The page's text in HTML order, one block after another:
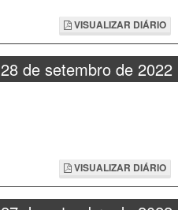
VISUALIZAR DIÁRIO
28 de setembro de 2022
VISUALIZAR DIÁRIO